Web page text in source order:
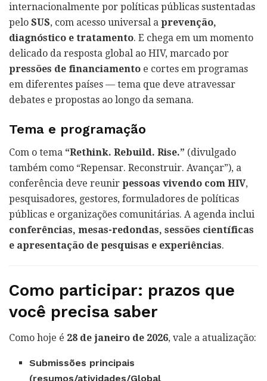
internacionalmente por políticas públicas sustentadas
pelo SUS, com acesso universal a prevenção,
diagnóstico e tratamento. E chega em um momento
delicado da resposta global ao HIV, marcado por
pressões de financiamento e cortes em programas
em diferentes países — tema que deve atravessar
debates e propostas ao longo da semana.
Tema e programação
Com o tema “Rethink. Rebuild. Rise.” (divulgado
também como “Repensar. Reconstruir. Avançar”), a
conferência deve reunir pessoas vivendo com HIV,
pesquisadores, gestores, formuladores de políticas
públicas e organizações comunitárias. A agenda inclui
conferências, mesas-redondas, sessões científicas
e apresentação de pesquisas e experiências.
Como participar: prazos que
você precisa saber
Como hoje é 28 de janeiro de 2026, vale a atualização:
Submissões principais
(resumos/atividades/Global